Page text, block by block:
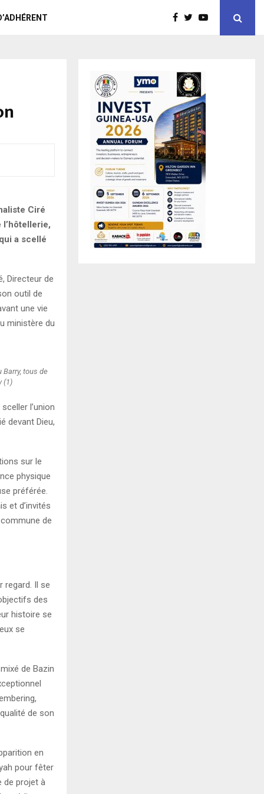
Ciré
a scellé
Directeur de
outil de
une vie
ministère du
Barry, tous de
(1)
l’union
devant Dieu,
sur le
physique
préférée.
et d’invités
de
regard. Il se
des
histoire se
se
de Bazin
de son
en
pour fêter
de projet à